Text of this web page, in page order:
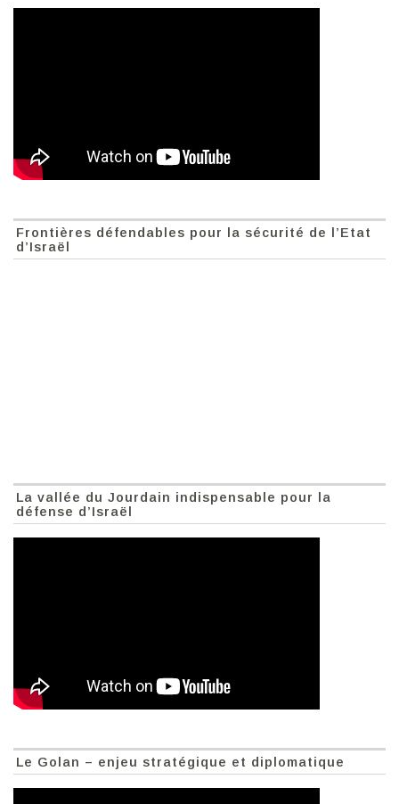
Frontières défendables pour la sécurité de l’Etat
d’Israël
La vallée du Jourdain indispensable pour la
défense d’Israël
Le Golan – enjeu stratégique et diplomatique